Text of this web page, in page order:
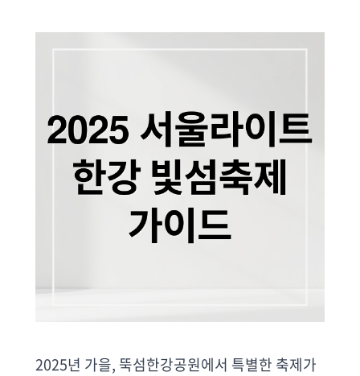
2025년 가을, 뚝섬한강공원에서 특별한 축제가